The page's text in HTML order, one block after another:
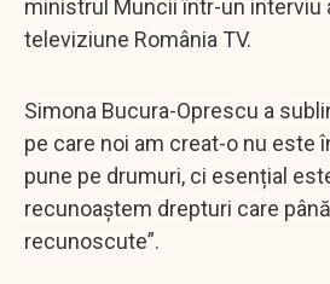
ministrul Muncii într-un interviu
televiziune România TV.
Simona Bucura-Oprescu a
pe care noi am creat-o nu este
pune pe drumuri, ci esențial
recunoaștem drepturi care
recunoscute”.